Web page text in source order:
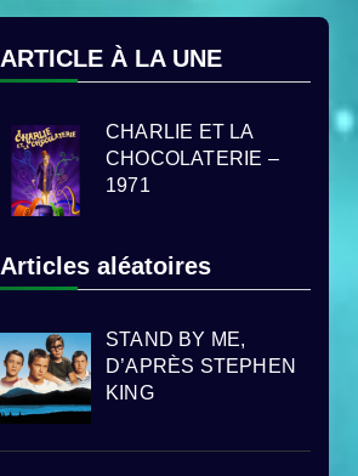
ARTICLE À LA UNE
CHARLIE ET LA
CHOCOLATERIE –
1971
Articles aléatoires
STAND BY ME,
D’APRÈS STEPHEN
KING